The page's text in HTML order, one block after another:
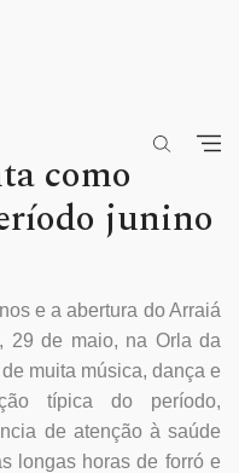
como
junino
e a abertura do Arraiá
29 de maio, na Orla da
muita música, dança e
típica do período,
de atenção à saúde
longas horas de forró e